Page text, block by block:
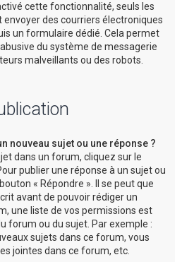
cette fonctionnalité, seuls les
des courriers électroniques
un formulaire dédié. Cela permet
du système de messagerie
malveillants ou des robots.
nouveau sujet ou une réponse ?
dans un forum, cliquez sur le
publier une réponse à un sujet ou
« Répondre ». Il se peut que
avant de pouvoir rédiger un
une liste de vos permissions est
forum ou du sujet. Par exemple :
sujets dans ce forum, vous
jointes dans ce forum, etc.